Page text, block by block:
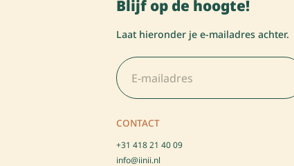
Blijf op de hoogte!
Laat hieronder je e-mailadres achter.
E
m
a
m
a
l
CONTACT
+31 418 21 40 09
info@iinii.nl